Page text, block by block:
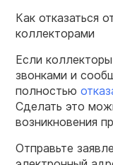
Как отказаться
коллекторами
Если
звонками и
полностью
Сделать это
возникновения
Отправьте